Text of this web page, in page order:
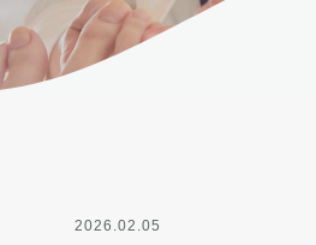
2026.02.05